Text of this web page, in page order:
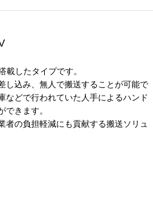
載したタイプです。
し込み、無人で搬送することが可能で
などで行われていた人手によるハンド
できます。
の負担軽減にも貢献する搬送ソリュ